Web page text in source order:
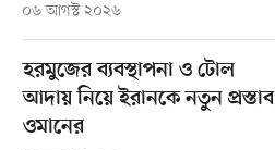
০৬ আগস্ট ২০২৬
হরমুজের ব্যবস্থাপনা ও টোল
আদায় নিয়ে ইরানকে নতুন প্রস্তাব
ওমানের